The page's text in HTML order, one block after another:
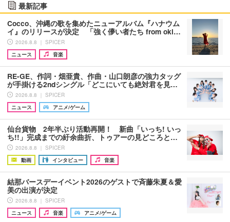
最新記事
Cocco、沖縄の歌を集めたニューアルバム『ハナウム
イ』のリリースが決定 「強く儚い者たち from oki…
2026.8.8 ｜ SPICER
ニュース
音楽
RE-GE、作詞・畑亜貴、作曲・山口朗彦の強力タッグ
が手掛ける2ndシングル「どこにいても絶対君を見…
2026.8.8 ｜ SPICER
ニュース
アニメ/ゲーム
仙台貨物 2年半ぶり活動再開！ 新曲「いっち! いっ
ち!!」完成までの紆余曲折、トゥアーの見どころと…
2026.8.8 ｜ SPICER
動画
インタビュー 音楽
結那バースデーイベント2026のゲストで斉藤朱夏＆愛
美の出演が決定
2026.8.8 ｜ SPICER
ニュース
音楽 アニメ/ゲーム